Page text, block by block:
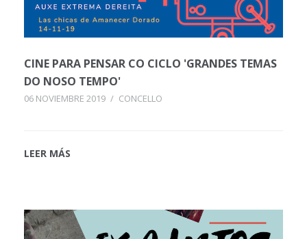
CINE PARA PENSAR CO CICLO 'GRANDES TEMAS
DO NOSO TEMPO'
06 NOVIEMBRE 2019 / CONCELLO
LEER MÁS